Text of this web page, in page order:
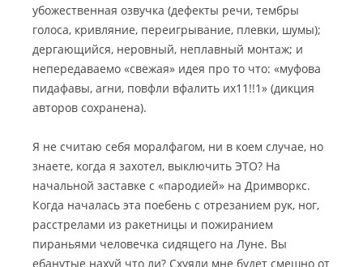
убожественная озвучка (дефекты речи, тембры
голоса, кривляние, переигрывание, плевки, шумы);
дергающийся, неровный, неплавный монтаж; и
непередаваемо «свежая» идея про то что: «муфова
пидафавы, аrни, повфли вфалить их11!!1» (дикция
авторов сохранена).
Я не считаю себя моралфагом, ни в коем случае, но
знаете, когда я захотел, выключить ЭТО? На
начальной заставке с «пародией» на Дримворкс.
Когда началась эта поебень с отрезанием рук, ног,
расстрелами из ракетницы и пожиранием
пираньями человечка сидящего на Луне. Вы
ебанутые нахуй что ли? Схуяли мне будет смешно от